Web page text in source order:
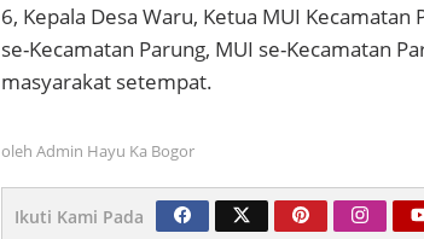
6, Kepala Desa Waru, Ketua MUI Kecamatan
se-Kecamatan Parung, MUI se-Kecamatan
masyarakat setempat.
oleh Admin Hayu Ka Bogor
Ikuti Kami Pada